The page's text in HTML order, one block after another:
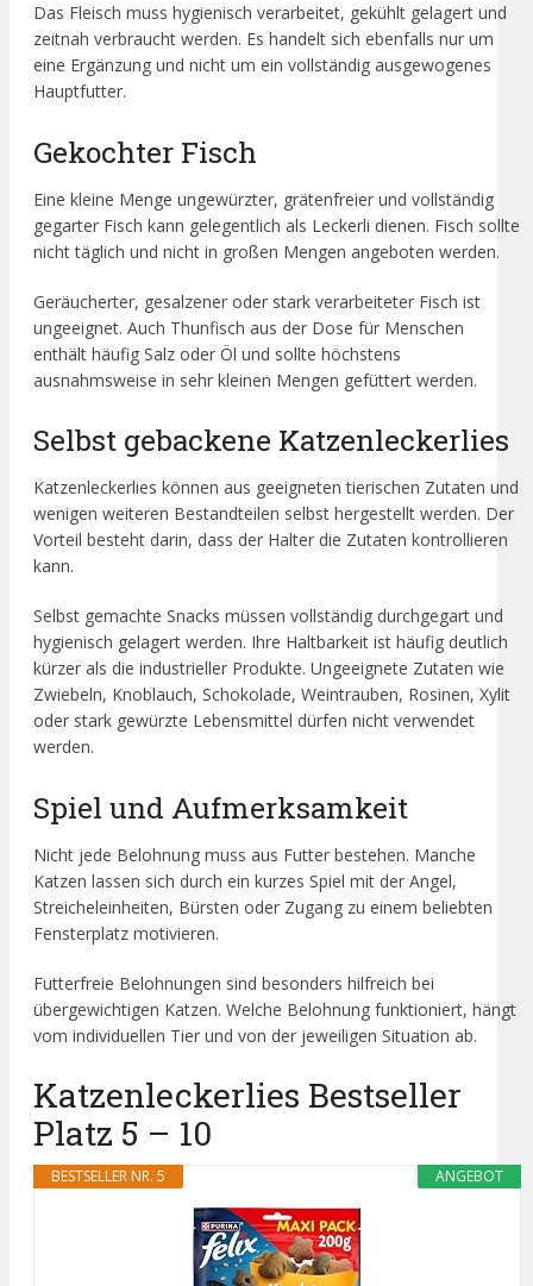
Das Fleisch muss hygienisch verarbeitet, gekühlt gelagert und
zeitnah verbraucht werden. Es handelt sich ebenfalls nur um
eine Ergänzung und nicht um ein vollständig ausgewogenes
Hauptfutter.
Gekochter Fisch
Eine kleine Menge ungewürzter, grätenfreier und vollständig
gegarter Fisch kann gelegentlich als Leckerli dienen. Fisch sollte
nicht täglich und nicht in großen Mengen angeboten werden.
Geräucherter, gesalzener oder stark verarbeiteter Fisch ist
ungeeignet. Auch Thunfisch aus der Dose für Menschen
enthält häufig Salz oder Öl und sollte höchstens
ausnahmsweise in sehr kleinen Mengen gefüttert werden.
Selbst gebackene Katzenleckerlies
Katzenleckerlies können aus geeigneten tierischen Zutaten und
wenigen weiteren Bestandteilen selbst hergestellt werden. Der
Vorteil besteht darin, dass der Halter die Zutaten kontrollieren
kann.
Selbst gemachte Snacks müssen vollständig durchgegart und
hygienisch gelagert werden. Ihre Haltbarkeit ist häufig deutlich
kürzer als die industrieller Produkte. Ungeeignete Zutaten wie
Zwiebeln, Knoblauch, Schokolade, Weintrauben, Rosinen, Xylit
oder stark gewürzte Lebensmittel dürfen nicht verwendet
werden.
Spiel und Aufmerksamkeit
Nicht jede Belohnung muss aus Futter bestehen. Manche
Katzen lassen sich durch ein kurzes Spiel mit der Angel,
Streicheleinheiten, Bürsten oder Zugang zu einem beliebten
Fensterplatz motivieren.
Futterfreie Belohnungen sind besonders hilfreich bei
übergewichtigen Katzen. Welche Belohnung funktioniert, hängt
vom individuellen Tier und von der jeweiligen Situation ab.
Katzenleckerlies Bestseller
Platz 5 – 10
ANGEBOT
BESTSELLER NR. 5